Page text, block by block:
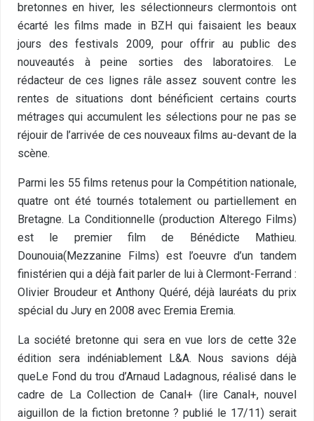
bretonnes en hiver, les sélectionneurs clermontois ont
écarté les films made in BZH qui faisaient les beaux
jours des festivals 2009, pour offrir au public des
nouveautés à peine sorties des laboratoires. Le
rédacteur de ces lignes râle assez souvent contre les
rentes de situations dont bénéficient certains courts
métrages qui accumulent les sélections pour ne pas se
réjouir de l’arrivée de ces nouveaux films au-devant de la
scène.
Parmi les 55 films retenus pour la Compétition nationale,
quatre ont été tournés totalement ou partiellement en
Bretagne. La Conditionnelle (production Alterego Films)
est le premier film de Bénédicte Mathieu.
Dounouia(Mezzanine Films) est l’oeuvre d’un tandem
finistérien qui a déjà fait parler de lui à Clermont-Ferrand :
Olivier Broudeur et Anthony Quéré, déjà lauréats du prix
spécial du Jury en 2008 avec Eremia Eremia.
La société bretonne qui sera en vue lors de cette 32e
édition sera indéniablement L&A. Nous savions déjà
queLe Fond du trou d’Arnaud Ladagnous, réalisé dans le
cadre de La Collection de Canal+ (lire Canal+, nouvel
aiguillon de la fiction bretonne ? publié le 17/11) serait